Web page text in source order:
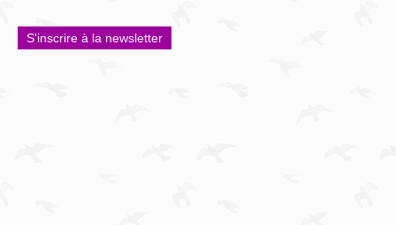
S'inscrire à la newsletter